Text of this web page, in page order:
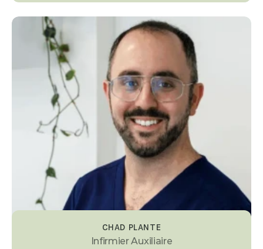
CHAD PLANTE
Infirmier Auxiliaire